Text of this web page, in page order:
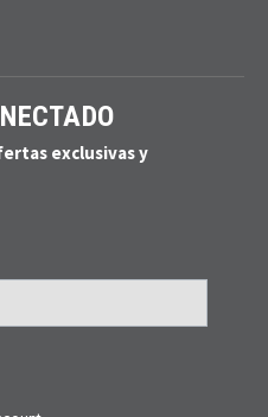
exclusivas y